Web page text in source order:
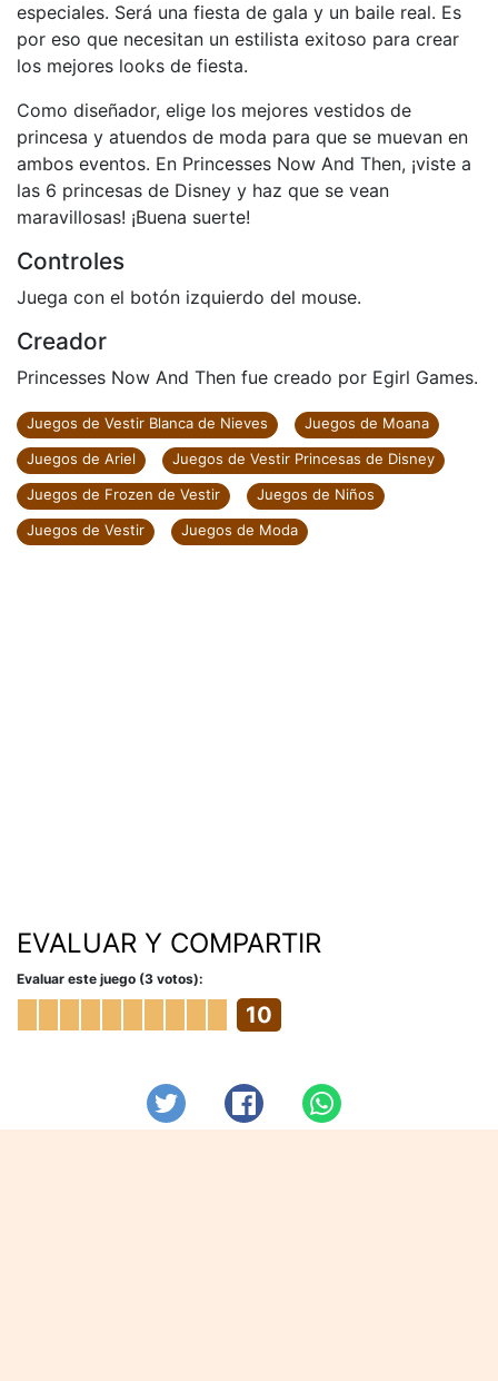
especiales. Será una fiesta de gala y un baile real. Es
por eso que necesitan un estilista exitoso para crear
los mejores looks de fiesta.
Como diseñador, elige los mejores vestidos de
princesa y atuendos de moda para que se muevan en
ambos eventos. En Princesses Now And Then, ¡viste a
las 6 princesas de Disney y haz que se vean
maravillosas! ¡Buena suerte!
Controles
Juega con el botón izquierdo del mouse.
Creador
Princesses Now And Then fue creado por Egirl Games.
Juegos de Vestir Blanca de Nieves
Juegos de Moana
Juegos de Ariel
Juegos de Vestir Princesas de Disney
Juegos de Frozen de Vestir
Juegos de Niños
Juegos de Vestir
Juegos de Moda
EVALUAR Y COMPARTIR
Evaluar este juego (3 votos):
10